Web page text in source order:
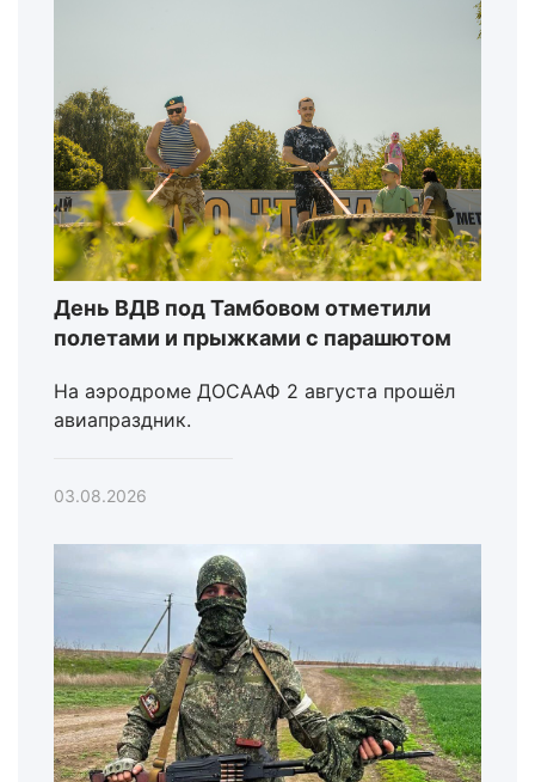
День ВДВ под Тамбовом отметили
полетами и прыжками с парашютом
На аэродроме ДОСААФ 2 августа прошёл
авиапраздник.
03.08.2026